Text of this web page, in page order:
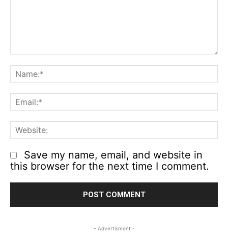
Save my name, email, and website in
this browser for the next time I comment.
- Advertisment -